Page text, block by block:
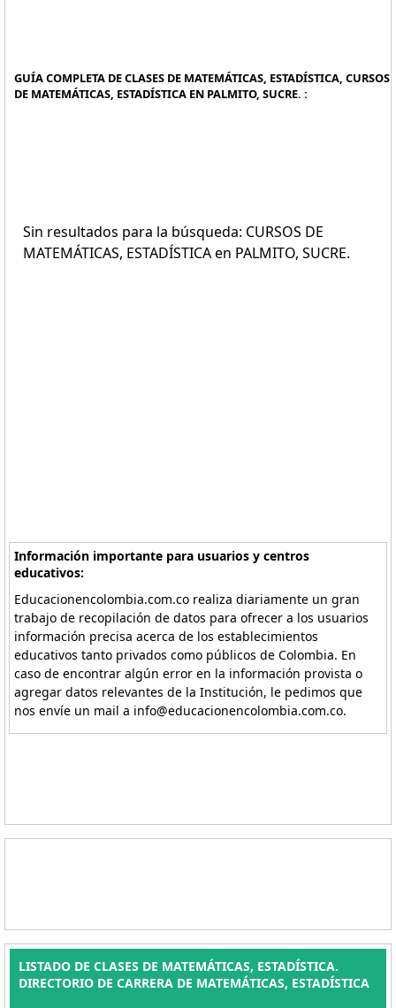
GUÍA COMPLETA DE CLASES DE MATEMÁTICAS, ESTADÍSTICA, CURSOS
DE MATEMÁTICAS, ESTADÍSTICA EN PALMITO, SUCRE. :
Sin resultados para la búsqueda: CURSOS DE
MATEMÁTICAS, ESTADÍSTICA en PALMITO, SUCRE.
Información importante para usuarios y centros
educativos:
Educacionencolombia.com.co realiza diariamente un gran
trabajo de recopilación de datos para ofrecer a los usuarios
información precisa acerca de los establecimientos
educativos tanto privados como públicos de Colombia. En
caso de encontrar algún error en la información provista o
agregar datos relevantes de la Institución, le pedimos que
nos envíe un mail a info@educacionencolombia.com.co.
LISTADO DE CLASES DE MATEMÁTICAS, ESTADÍSTICA.
DIRECTORIO DE CARRERA DE MATEMÁTICAS, ESTADÍSTICA